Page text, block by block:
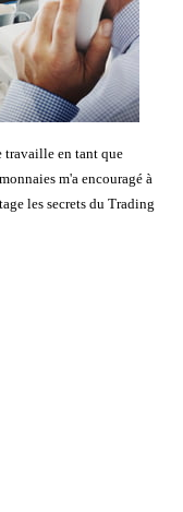
travaille en tant que
m'a encouragé à
les secrets du Trading